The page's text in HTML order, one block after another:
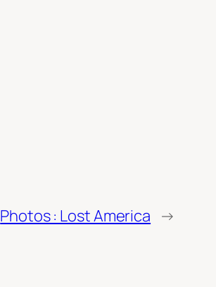
Photos : Lost America →